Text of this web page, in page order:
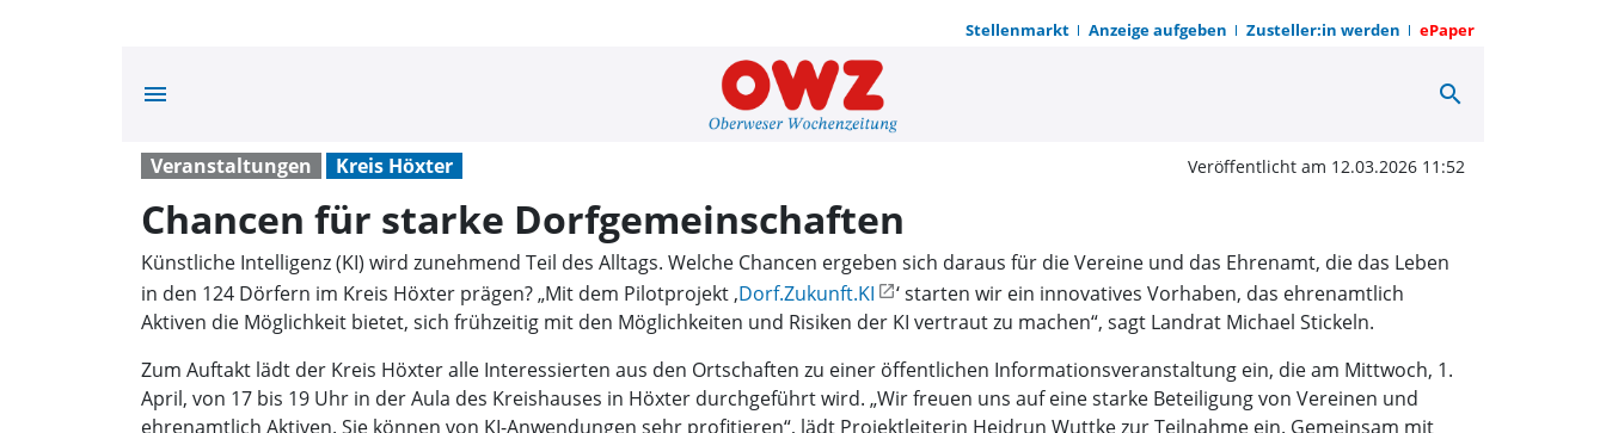
Stellenmarkt Anzeige aufgeben Zusteller:in werden ePaper
menu Chancen für starke search
Veranstaltungen Kreis Höxter Veröffentlicht am 12.03.2026 11:52
Chancen für starke Dorfgemeinschaften
Künstliche Intelligenz (KI) wird zunehmend Teil des Alltags. Welche Chancen ergeben sich daraus für die Vereine und das Ehrenamt, die das Leben
in den 124 Dörfern im Kreis Höxter prägen? „Mit dem Pilotprojekt ‚Dorf.Zukunft.KI
‘ starten wir ein innovatives Vorhaben, das ehrenamtlich
Aktiven die Möglichkeit bietet, sich frühzeitig mit den Möglichkeiten und Risiken der KI vertraut zu machen“, sagt Landrat Michael Stickeln.
Zum Auftakt lädt der Kreis Höxter alle Interessierten aus den Ortschaften zu einer öffentlichen Informationsveranstaltung ein, die am Mittwoch, 1.
April, von 17 bis 19 Uhr in der Aula des Kreishauses in Höxter durchgeführt wird. „Wir freuen uns auf eine starke Beteiligung von Vereinen und
ehrenamtlich Aktiven. Sie können von KI-Anwendungen sehr profitieren“, lädt Projektleiterin Heidrun Wuttke zur Teilnahme ein. Gemeinsam mit